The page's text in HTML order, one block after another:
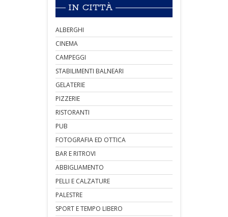
IN CITTÀ
ALBERGHI
CINEMA
CAMPEGGI
STABILIMENTI BALNEARI
GELATERIE
PIZZERIE
RISTORANTI
PUB
FOTOGRAFIA ED OTTICA
BAR E RITROVI
ABBIGLIAMENTO
PELLI E CALZATURE
PALESTRE
SPORT E TEMPO LIBERO